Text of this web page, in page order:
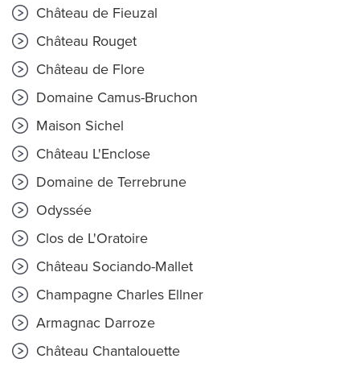
Château de Fieuzal
Château Rouget
Château de Flore
Domaine Camus-Bruchon
Maison Sichel
Château L'Enclose
Domaine de Terrebrune
Odyssée
Clos de L'Oratoire
Château Sociando-Mallet
Champagne Charles Ellner
Armagnac Darroze
Château Chantalouette